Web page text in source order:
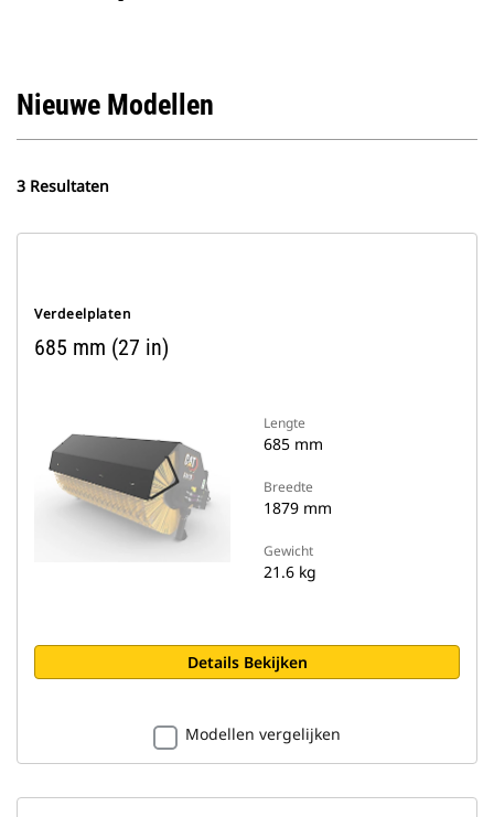
Nieuwe Modellen
3 Resultaten
Verdeelplaten
685 mm (27 in)
Lengte
685 mm
Breedte
1879 mm
Gewicht
21.6 kg
Details Bekijken
Modellen vergelijken